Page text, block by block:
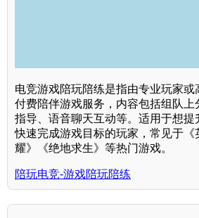
电竞游戏陪玩陪练是指由专业玩家或
付费陪伴游戏服务，内容包括组队上
指导、语音聊天互动等。适用于想提
快速完成游戏目标的玩家，常见于《
耀》《绝地求生》等热门游戏。
陪玩电竞-游戏陪玩陪练